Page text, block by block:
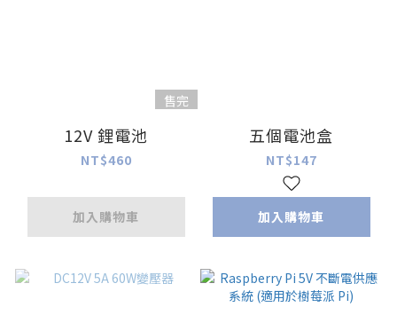
售完
12V 鋰電池
NT$460
加入購物車
五個電池盒
NT$147
加入購物車